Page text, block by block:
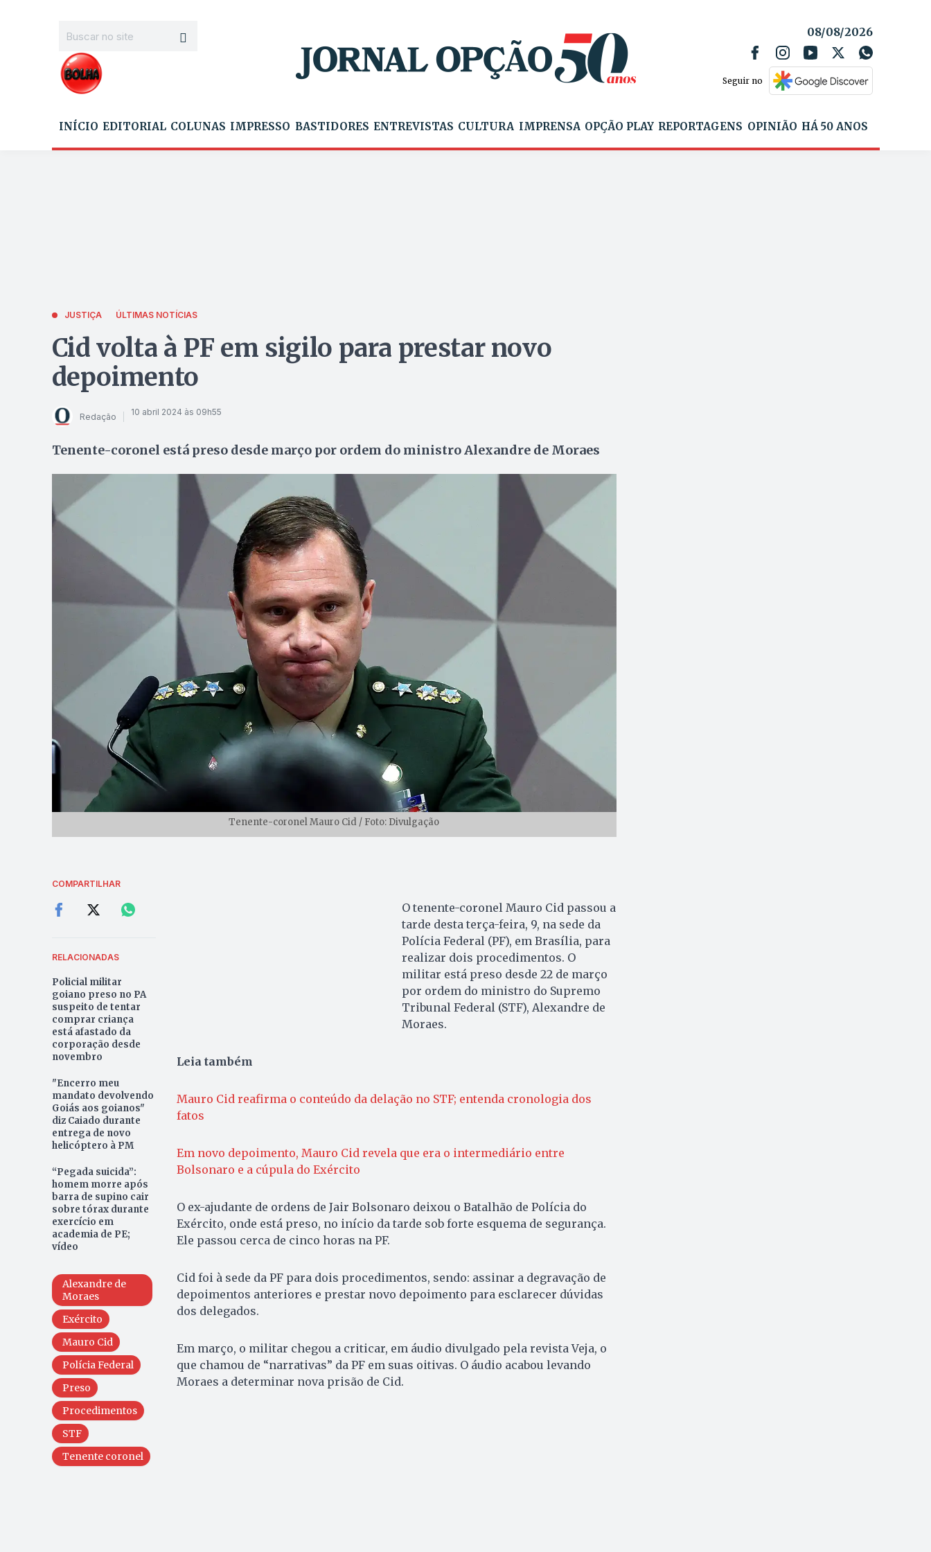
08/08/2026
Seguir no
INÍCIO EDITORIAL COLUNAS IMPRESSO BASTIDORES ENTREVISTAS CULTURA IMPRENSA OPÇÃO PLAY REPORTAGENS OPINIÃO HÁ 50 ANOS
JUSTIÇA ÚLTIMAS NOTÍCIAS
Cid volta à PF em sigilo para prestar novo
depoimento
Redação 10 abril 2024 às 09h55
Tenente-coronel está preso desde março por ordem do ministro Alexandre de Moraes
Tenente-coronel Mauro Cid / Foto: Divulgação
COMPARTILHAR
RELACIONADAS
Policial militar
goiano preso no PA
suspeito de tentar
comprar criança
está afastado da
corporação desde
novembro
"Encerro meu
mandato devolvendo
Goiás aos goianos"
diz Caiado durante
entrega de novo
helicóptero à PM
“Pegada suicida”:
homem morre após
barra de supino cair
sobre tórax durante
exercício em
academia de PE;
vídeo
Alexandre de
Moraes
Exército
Mauro Cid
Polícia Federal
Preso
Procedimentos
STF
Tenente coronel
O tenente-coronel Mauro Cid passou a
tarde desta terça-feira, 9, na sede da
Polícia Federal (PF), em Brasília, para
realizar dois procedimentos. O
militar está preso desde 22 de março
por ordem do ministro do Supremo
Tribunal Federal (STF), Alexandre de
Moraes.
Leia também
Mauro Cid reafirma o conteúdo da delação no STF; entenda cronologia dos
fatos
Em novo depoimento, Mauro Cid revela que era o intermediário entre
Bolsonaro e a cúpula do Exército
O ex-ajudante de ordens de Jair Bolsonaro deixou o Batalhão de Polícia do
Exército, onde está preso, no início da tarde sob forte esquema de segurança.
Ele passou cerca de cinco horas na PF.
Cid foi à sede da PF para dois procedimentos, sendo: assinar a degravação de
depoimentos anteriores e prestar novo depoimento para esclarecer dúvidas
dos delegados.
Em março, o militar chegou a criticar, em áudio divulgado pela revista Veja, o
que chamou de “narrativas” da PF em suas oitivas. O áudio acabou levando
Moraes a determinar nova prisão de Cid.